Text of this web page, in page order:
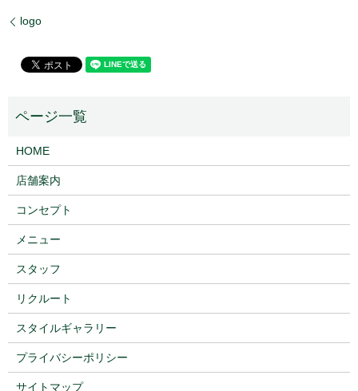
logo
HOME
店舗案内
コンセプト
メニュー
スタッフ
リクルート
スタイルギャラリー
プライバシーポリシー
サイトマップ